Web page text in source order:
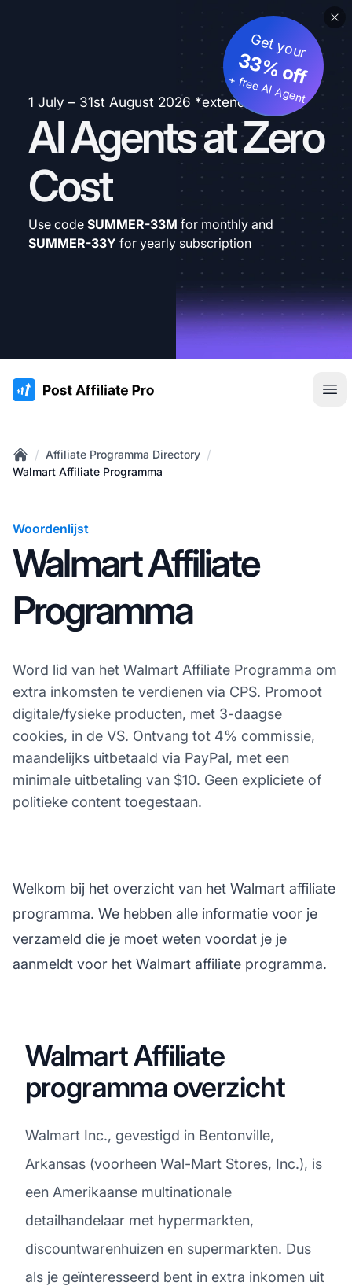
1 July – 31st August 2026 *extended
AI Agents at Zero
Cost
Get your
33% off
+ free AI Agent
Use code SUMMER-33M for monthly and
SUMMER-33Y for yearly subscription
:site.title
Home
/ Affiliate Programma Directory /
Walmart Affiliate Programma
Woordenlijst
Walmart Affiliate
Programma
Word lid van het Walmart Affiliate Programma om
extra inkomsten te verdienen via CPS. Promoot
digitale/fysieke producten, met 3-daagse
cookies, in de VS. Ontvang tot 4% commissie,
maandelijks uitbetaald via PayPal, met een
minimale uitbetaling van $10. Geen expliciete of
politieke content toegestaan.
Welkom bij het overzicht van het Walmart affiliate
programma. We hebben alle informatie voor je
verzameld die je moet weten voordat je je
aanmeldt voor het Walmart affiliate programma.
Walmart Affiliate
programma overzicht
Walmart Inc., gevestigd in Bentonville,
Arkansas (voorheen Wal-Mart Stores, Inc.), is
een Amerikaanse multinationale
detailhandelaar met hypermarkten,
discountwarenhuizen en supermarkten. Dus
als je geïnteresseerd bent in extra inkomen uit